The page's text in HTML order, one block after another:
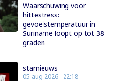
Waarschuwing voor
hittestress:
gevoelstemperatuur in
Suriname loopt op tot 38
graden
starnieuws
05-aug-2026 - 22:18